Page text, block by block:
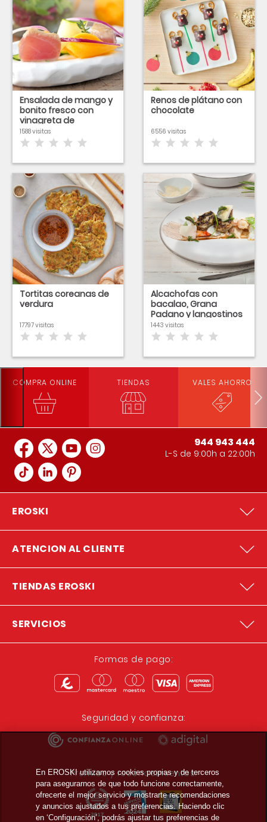
Ensalada de mango y
bonito fresco con
vinagreta de
melocotón
1588 visitas
Renos de plátano con
chocolate
6556 visitas
Tortitas coreanas de
verdura
17797 visitas
Alcachofas con
bacalao, Grana
Padano y langostinos
1443 visitas
COMPRA ONLINE TIENDAS VALES AHORRO
944 943 444
L-S de 9:00h a 22:00h
EROSKI
ATENCION AL CLIENTE
TIENDAS EROSKI
SERVICIOS
Formas de pago:
Seguridad y confianza:
Premios y reconocimientos:
En EROSKI utilizamos cookies propias y de terceros
para asegurarnos de que todo funcione correctamente,
ofrecerte el mejor servicio y mostrarte recomendaciones
y anuncios ajustados a tus preferencias. Haciendo clic
en ‘Configuración’, podrás ajustar tus preferencias de